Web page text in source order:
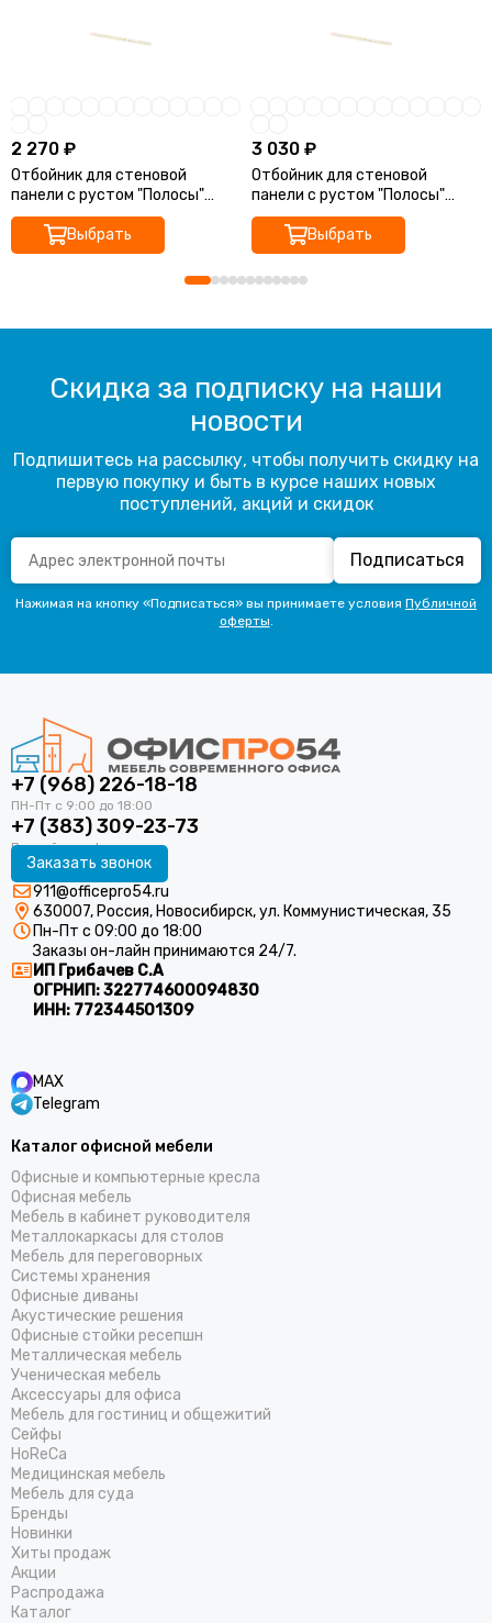
2 270 ₽
Отбойник для стеновой
панели с рустом "Полосы"
120х1,2х30
Выбрать
3 030 ₽
Отбойник для стеновой
панели с рустом "Полосы"
120х1,2х40
Выбрать
Скидка за подписку на наши
новости
Подпишитесь на рассылку, чтобы получить скидку на
первую покупку и быть в курсе наших новых
поступлений, акций и скидок
Подписаться
Нажимая на кнопку «Подписаться» вы принимаете условия Публичной
оферты.
+7 (968) 226-18-18
+7 (383) 309-23-73
Заказать звонок
911@officepro54.ru
630007, Россия, Новосибирск, ул. Коммунистическая, 35
Пн-Пт с 09:00 до 18:00
Заказы он-лайн принимаются 24/7.
ИП Грибачев С.А
ОГРНИП:322774600094830
ИНН: 772344501309
MAX
Telegram
Каталог офисной мебели
Офисные и компьютерные кресла
Офисная мебель
Мебель в кабинет руководителя
Металлокаркасы для столов
Мебель для переговорных
Системы хранения
Офисные диваны
Акустические решения
Офисные стойки ресепшн
Металлическая мебель
Ученическая мебель
Аксессуары для офиса
Мебель для гостиниц и общежитий
Cейфы
HoReCa
Медицинская мебель
Мебель для суда
Бренды
Новинки
Хиты продаж
Акции
Распродажа
Каталог